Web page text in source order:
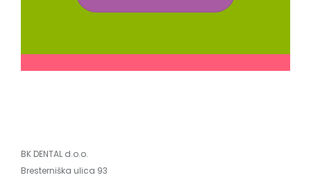
BK DENTAL d.o.o.
Bresterniška ulica 93